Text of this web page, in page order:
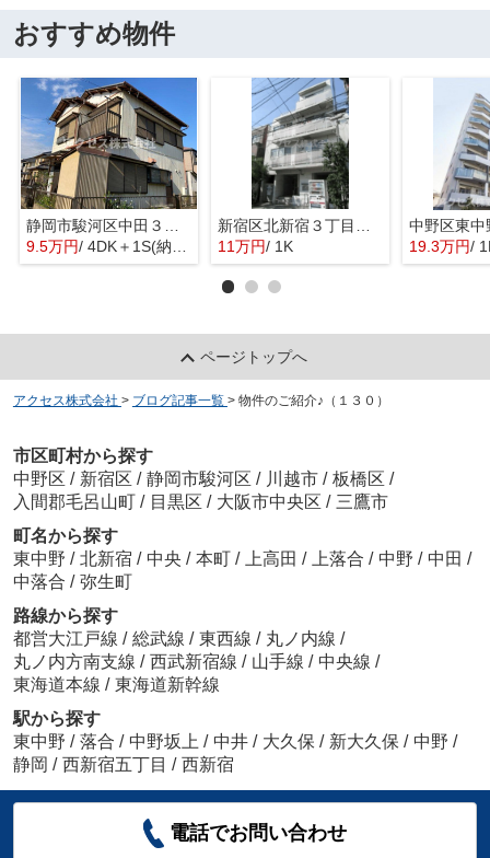
おすすめ物件
静岡市駿河区中田３丁目の一戸建て
9.5万円/ 4DK＋1S(納戸)
新宿区北新宿３丁目のマンション
11万円/ 1K 19.3万円/
ページトップへ
アクセス株式会社 > ブログ記事一覧 > 物件のご紹介♪（１３０）
市区町村から探す
中野区 / 新宿区 / 静岡市駿河区 / 川越市 / 板橋区 /
入間郡毛呂山町 / 目黒区 / 大阪市中央区 / 三鷹市
町名から探す
東中野 / 北新宿 / 中央 / 本町 / 上高田 / 上落合 / 中野 / 中田 /
中落合 / 弥生町
路線から探す
都営大江戸線 / 総武線 / 東西線 / 丸ノ内線 /
丸ノ内方南支線 / 西武新宿線 / 山手線 / 中央線 /
東海道本線 / 東海道新幹線
駅から探す
東中野 / 落合 / 中野坂上 / 中井 / 大久保 / 新大久保 / 中野 /
静岡 / 西新宿五丁目 / 西新宿
電話でお問い合わせ